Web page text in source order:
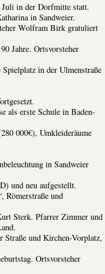
Juli in der Dorfmitte statt.
in Sandweier.
Wolfram Birk gratuliert
Jahre. Ortsvorsteher
in der Ulmenstraße
als erste Schule in Baden-
000€), Umkleideräume
in Sandweier
und neu aufgestellt.
Römerstraße und
Sterk. Pfarrer Zimmer und
und Kirchen-Vorplatz,
Ortsvorsteher